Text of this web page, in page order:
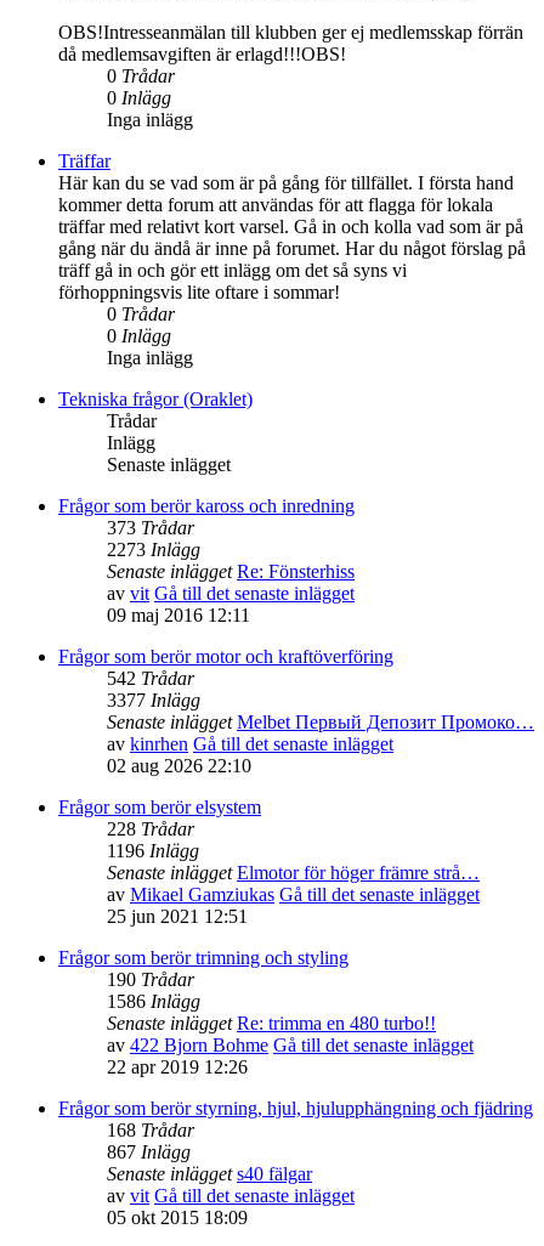
OBS!Intresseanmälan till klubben ger ej medlemsskap förrän
då medlemsavgiften är erlagd!!!OBS!
0 Trådar
0 Inlägg
Inga inlägg
Träffar
Här kan du se vad som är på gång för tillfället. I första hand
kommer detta forum att användas för att flagga för lokala
träffar med relativt kort varsel. Gå in och kolla vad som är på
gång när du ändå är inne på forumet. Har du något förslag på
träff gå in och gör ett inlägg om det så syns vi
förhoppningsvis lite oftare i sommar!
0 Trådar
0 Inlägg
Inga inlägg
Tekniska frågor (Oraklet)
Trådar
Inlägg
Senaste inlägget
Frågor som berör kaross och inredning
373 Trådar
2273 Inlägg
Senaste inlägget Re: Fönsterhiss
av vit Gå till det senaste inlägget
09 maj 2016 12:11
Frågor som berör motor och kraftöverföring
542 Trådar
3377 Inlägg
Senaste inlägget Melbet Первый Депозит Промоко…
av kinrhen Gå till det senaste inlägget
02 aug 2026 22:10
Frågor som berör elsystem
228 Trådar
1196 Inlägg
Senaste inlägget Elmotor för höger främre strå…
av Mikael Gamziukas Gå till det senaste inlägget
25 jun 2021 12:51
Frågor som berör trimning och styling
190 Trådar
1586 Inlägg
Senaste inlägget Re: trimma en 480 turbo!!
av 422 Bjorn Bohme Gå till det senaste inlägget
22 apr 2019 12:26
Frågor som berör styrning, hjul, hjulupphängning och fjädring
168 Trådar
867 Inlägg
Senaste inlägget s40 fälgar
av vit Gå till det senaste inlägget
05 okt 2015 18:09